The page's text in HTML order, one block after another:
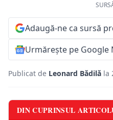
Adaugă-ne ca sursă
Urmărește pe Google
Publicat de Leonard Bădilă la
DIN CUPRINSUL